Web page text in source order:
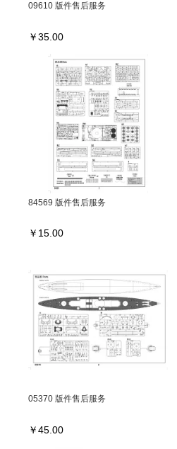
09610 版件售后服务
￥35.00
84569 版件售后服务
￥ 15.00
05370 版件售后服务
￥45.00